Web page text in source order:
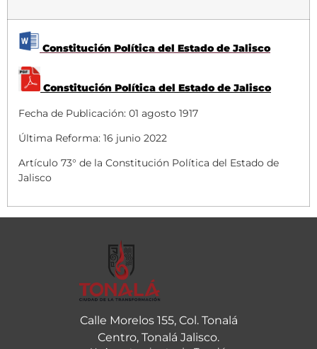
Constitución Política del Estado de Jalisco
Constitución Política del Estado de Jalisco
Fecha de Publicación: 01 agosto 1917
Última Reforma: 16 junio 2022
Artículo 73° de la Constitución Política del Estado de
Jalisco
Calle Morelos 155, Col. Tonalá
Centro, Tonalá Jalisco.